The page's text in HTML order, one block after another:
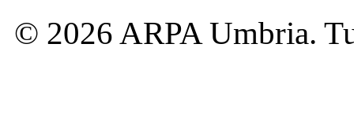
© 2026 ARPA Umbria.